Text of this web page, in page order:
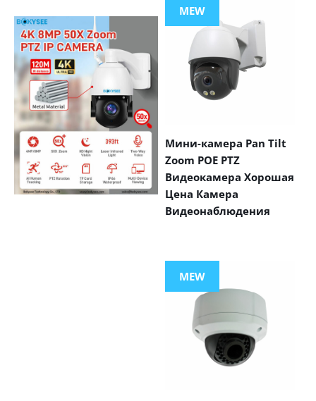
MEW
Мини-камера Pan Tilt
Zoom POE PTZ
Видеокамера Хорошая
Цена Камера
Видеонаблюдения
MEW